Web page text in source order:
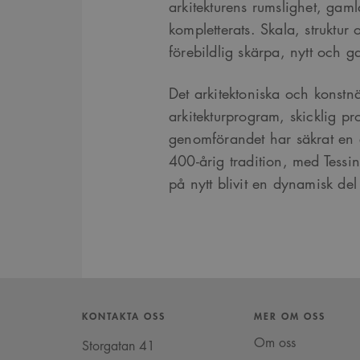
arkitekturens rumslighet,
kompletterats. Skala,
förebildlig skärpa, nytt och
Det arkitektoniska och
arkitekturprogram, skicklig
genomförandet har säkrat
400-årig tradition, med
på nytt blivit en dynamisk
KONTAKTA OSS
Storgatan 41
MER OM OSS
Om oss
_ga
LLC
_ga_YPLQ693FFW
YSC
__Secure-
_cs_id
_cs_s
_cfuvid
.vimeo.com
__cf_bm Cloudflare
.vimeo.com